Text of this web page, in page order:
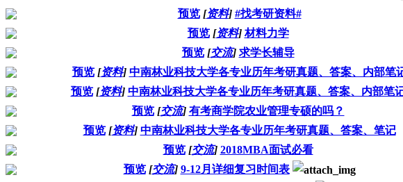
预览 [资料] #找考研资料#
预览 [资料] 材料力学
预览 [交流] 求学长辅导
预览 [资料] 中南林业科技大学各专业历年考研真题、答案、内部笔
预览 [资料] 中南林业科技大学各专业历年考研真题、答案、内部笔
预览 [交流] 有考商学院农业管理专硕的吗？
预览 [资料] 中南林业科技大学各专业历年考研真题、答案、笔记
预览 [交流] 2018MBA面试必看
预览 [交流] 9-12月详细复习时间表